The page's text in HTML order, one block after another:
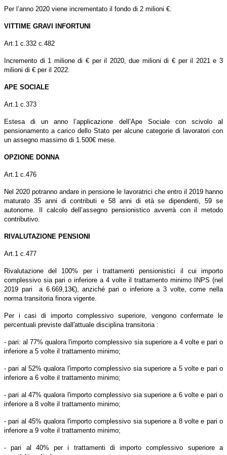
Per l’anno 2020 viene incrementato il fondo di 2 milioni €.
VITTIME GRAVI INFORTUNI
Art.1 c.332 c.482
Incremento di 1 milione di € per il 2020, due milioni di € per il 2021 e 3
milioni di € per il 2022.
APE SOCIALE
Art.1 c.373
Estesa di un anno l’applicazione dell’Ape Sociale con scivolo al
pensionamento a carico dello Stato per alcune categorie di lavoratori con
un assegno massimo di 1.500€ mese.
OPZIONE DONNA
Art.1 c.476
Nel 2020 potranno andare in pensione le lavoratrici che entro il 2019 hanno
maturato 35 anni di contributi e 58 anni di età se dipendenti, 59 se
autonome. Il calcolo dell’assegno pensionistico avverrà con il metodo
contributivo.
RIVALUTAZIONE PENSIONI
Art.1 c.477
Rivalutazione del 100% per i trattamenti pensionistici il cui importo
complessivo sia pari o inferiore a 4 volte il trattamento minimo INPS (nel
2019 pari a 6.669,13€), anziché pari o inferiore a 3 volte, come nella
norma transitoria finora vigente.
Per i casi di importo complessivo superiore, vengono confermate le
percentuali previste dall'attuale disciplina transitoria :
- pari: al 77% qualora l'importo complessivo sia superiore a 4 volte e pari o
inferiore a 5 volte il trattamento minimo;
- pari al 52% qualora l'importo complessivo sia superiore a 5 volte e pari o
inferiore a 6 volte il trattamento minimo;
- pari al 47% qualora l'importo complessivo sia superiore a 6 volte e pari o
inferiore a 8 volte il trattamento minimo;
- pari al 45% qualora l'importo complessivo sia superiore a 8 volte e pari o
inferiore a 9 volte il trattamento minimo;
- pari al 40% per i trattamenti di importo complessivo superiore a